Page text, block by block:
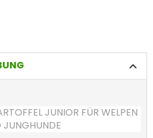
JUNIOR FÜR WELPEN
JUNGHUNDE